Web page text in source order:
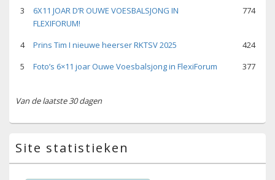
3
6X11 JOAR D’R OUWE VOESBALSJONG IN
FLEXIFORUM!
774
4 Prins Tim I nieuwe heerser RKTSV 2025
424
5
Foto’s 6×11 joar Ouwe Voesbalsjong in FlexiForum 377
Van de laatste 30 dagen
Site statistieken